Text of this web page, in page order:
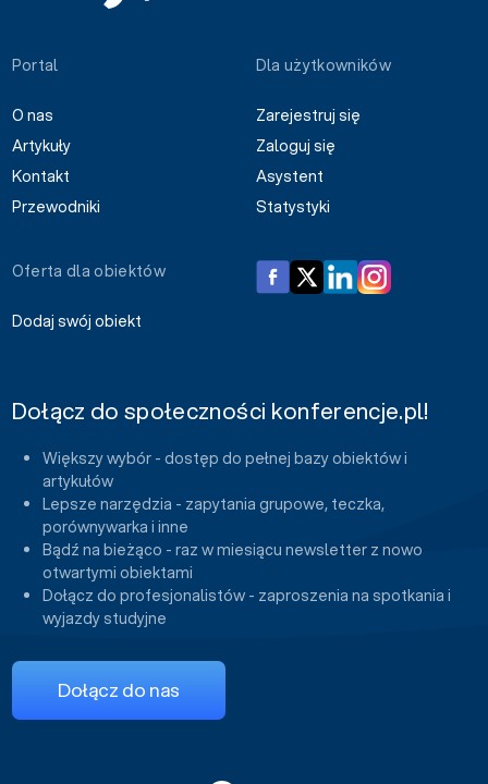
Portal
O nas
Artykuły
Kontakt
Przewodniki
Dla użytkowników
Zarejestruj się
Zaloguj się
Asystent
Statystyki
Oferta dla obiektów
Dodaj swój obiekt
Dołącz do społeczności konferencje.pl!
Większy wybór - dostęp do pełnej bazy obiektów i
artykułów
Lepsze narzędzia - zapytania grupowe, teczka,
porównywarka i inne
Bądź na bieżąco - raz w miesiącu newsletter z nowo
otwartymi obiektami
Dołącz do profesjonalistów - zaproszenia na spotkania i
wyjazdy studyjne
Dołącz do nas